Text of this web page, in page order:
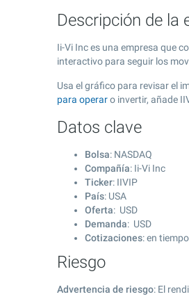
Descripción de la
Ii-Vi Inc es una empresa que
interactivo para seguir los
Usa el gráfico para revisar el
para operaro invertir, añade
Datos clave
Bolsa: NASDAQ
Compañía: Ii-Vi Inc
Ticker: IIVIP
País: USA
Oferta: USD
Demanda: USD
Cotizaciones: en
Riesgo
Advertencia de riesgo: El